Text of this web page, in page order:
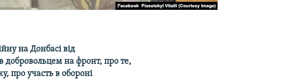
на Донбасі від
добровольцем на фронт, про те,
про участь в обороні